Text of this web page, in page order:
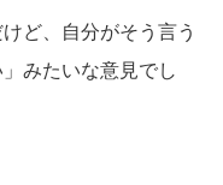
ど、自分がそう言う
みたいな意見でし